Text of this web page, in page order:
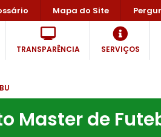
Mapa do Site
TRANSPARÊNCIA SERVIÇOS
Master de